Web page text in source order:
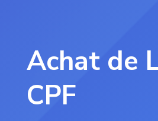
Achat de
CPF